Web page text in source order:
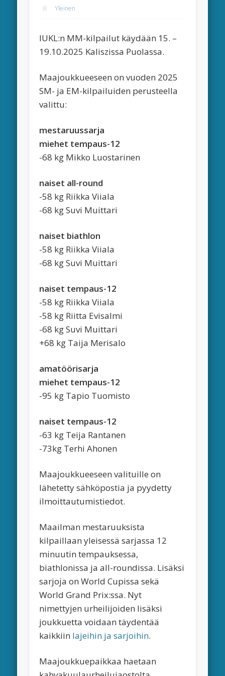
Yleinen
IUKL:n MM-kilpailut käydään 15. –
19.10.2025 Kaliszissa Puolassa.
Maajoukkueeseen on vuoden 2025
SM- ja EM-kilpailuiden perusteella
valittu:
mestaruussarja
miehet tempaus-12
-68 kg Mikko Luostarinen
naiset all-round
-58 kg Riikka Viiala
-68 kg Suvi Muittari
naiset biathlon
-58 kg Riikka Viiala
-68 kg Suvi Muittari
naiset tempaus-12
-58 kg Riikka Viiala
-58 kg Riitta Evisalmi
-68 kg Suvi Muittari
+68 kg Taija Merisalo
amatöörisarja
miehet tempaus-12
-95 kg Tapio Tuomisto
naiset tempaus-12
-63 kg Teija Rantanen
-73kg Terhi Ahonen
Maajoukkueeseen valituille on
lähetetty sähköpostia ja pyydetty
ilmoittautumistiedot.
Maailman mestaruuksista
kilpaillaan yleisessä sarjassa 12
minuutin tempauksessa,
biathlonissa ja all-roundissa. Lisäksi
sarjoja on World Cupissa sekä
World Grand Prix:ssa. Nyt
nimettyjen urheilijoiden lisäksi
joukkuetta voidaan täydentää
kaikkiin lajeihin ja sarjoihin.
Maajoukkuepaikkaa haetaan